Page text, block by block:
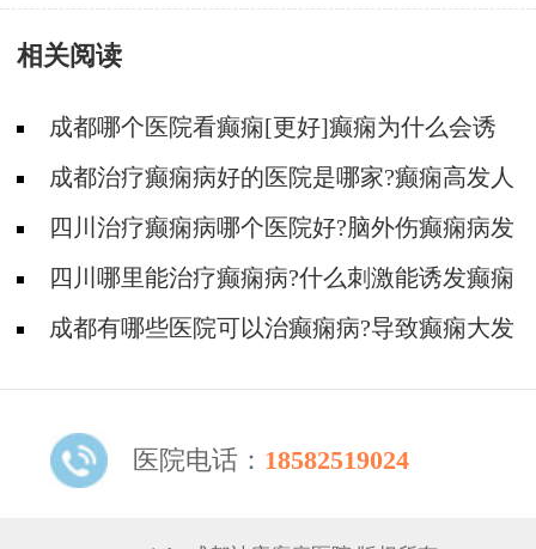
状有哪些?
相关阅读
成都哪个医院看癫痫[更好]癫痫为什么会诱
发?成都治疗癫痫病好的医院是哪家?癫痫高发人
群有哪些?
四川治疗癫痫病哪个医院好?脑外伤癫痫病发
作的原因有那哪些?
四川哪里能治疗癫痫病?什么刺激能诱发癫痫
病?成都有哪些医院可以治癫痫病?导致癫痫大发
医院电话： 18582519024